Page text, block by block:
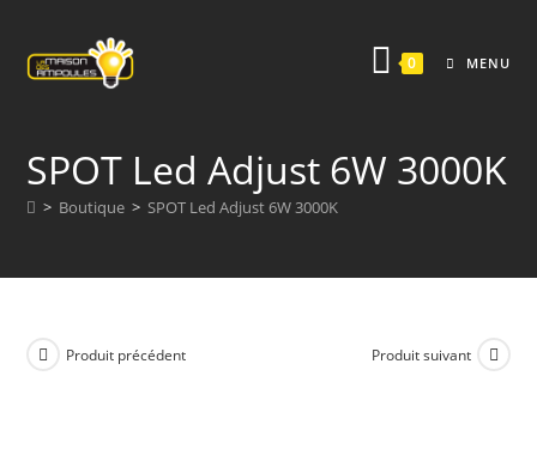
content
0 MENU
SPOT Led Adjust 6W 3000K
> Boutique > SPOT Led Adjust 6W 3000K
Produit précédent Produit suivant